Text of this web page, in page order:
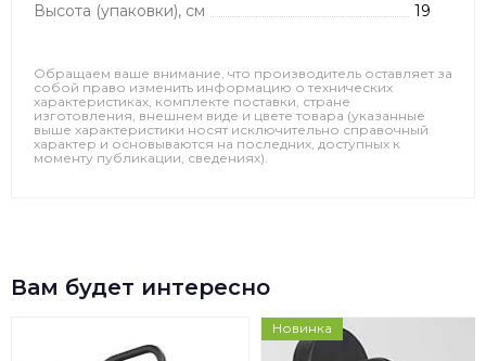
Высота (упаковки), см
19
Обращаем ваше внимание, что производитель оставляет за
собой право изменить информацию о технических
характеристиках, комплекте поставки, стране
изготовления, внешнем виде и цвете товара (указанные
выше характеристики носят исключительно справочный
характер и основываются на последних, доступных к
моменту публикации, сведениях).
Вам будет интересно
Новинка